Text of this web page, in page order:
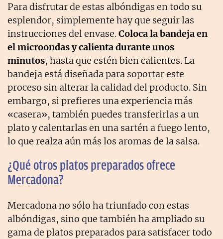
Para disfrutar de estas albóndigas en todo su
esplendor, simplemente hay que seguir las
instrucciones del envase.Coloca la bandeja en
el microondas y calienta durante unos
minutos, hasta que estén bien calientes. La
bandeja está diseñada para soportar este
proceso sin alterar la calidad del producto. Sin
embargo, si prefieres una experiencia más
«casera», también puedes transferirlas a un
plato y calentarlas en una sartén a fuego lento,
lo que realza aún más los aromas de la salsa.
¿Qué otros platos preparados ofrece
Mercadona?
Mercadona no sólo ha triunfado con estas
albóndigas, sino que también ha ampliado su
gama de platos preparados para satisfacer todo